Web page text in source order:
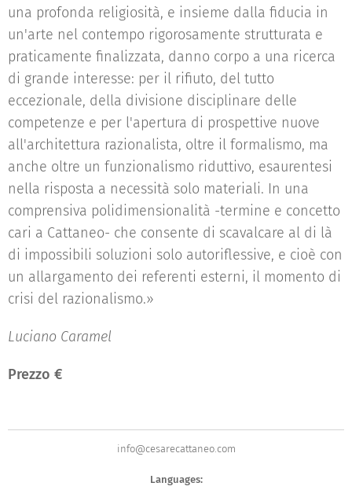
una profonda religiosità, e insieme dalla fiducia in
un'arte nel contempo rigorosamente strutturata e
praticamente finalizzata, danno corpo a una ricerca
di grande interesse: per il rifiuto, del tutto
eccezionale, della divisione disciplinare delle
competenze e per l'apertura di prospettive nuove
all'architettura razionalista, oltre il formalismo, ma
anche oltre un funzionalismo riduttivo, esaurentesi
nella risposta a necessità solo materiali. In una
comprensiva polidimensionalità -termine e concetto
cari a Cattaneo- che consente di scavalcare al di là
di impossibili soluzioni solo autoriflessive, e cioè con
un allargamento dei referenti esterni, il momento di
crisi del razionalismo.»
Luciano Caramel
Prezzo €
info@cesarecattaneo.com
Languages